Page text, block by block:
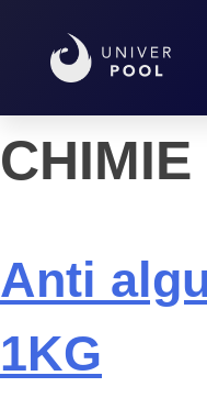
Marque
CHIMIE
Anti
1KG